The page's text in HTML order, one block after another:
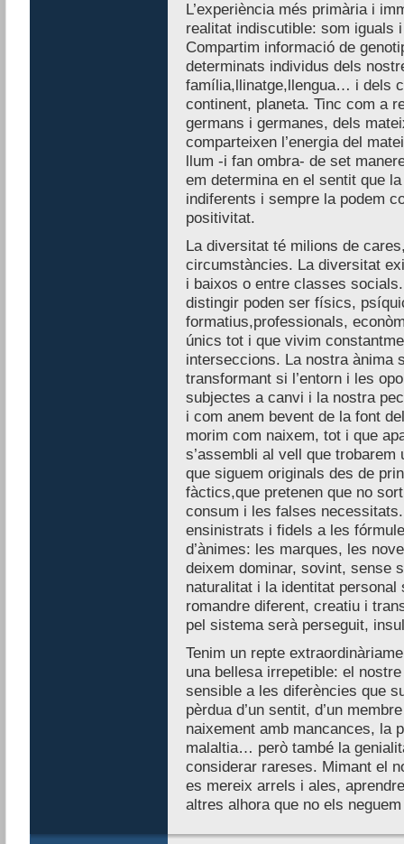
L’experiència més primària i
realitat indiscutible: som iguals
Compartim informació de
determinats individus dels
família,llinatge,llengua… i dels
continent, planeta. Tinc com a
germans i germanes, dels
comparteixen l’energia del
llum -i fan ombra- de set
em determina en el sentit que
indiferents i sempre la podem
positivitat.
La diversitat té milions de
circumstàncies. La diversitat
i baixos o entre classes
distingir poden ser físics,
formatius,professionals,
únics tot i que vivim
interseccions. La nostra ànima
transformant si l’entorn i les
subjectes a canvi i la nostra
i com anem bevent de la font
morim com naixem, tot i que
s’assembli al vell que trobarem
que siguem originals des de
fàctics,que pretenen que no
consum i les falses
ensinistrats i fidels a les
d’ànimes: les marques, les
deixem dominar, sovint, sense
naturalitat i la identitat personal
romandre diferent, creatiu i
pel sistema serà perseguit,
Tenim un repte
una bellesa irrepetible: el
sensible a les diferències que
pèrdua d’un sentit, d’un
naixement amb mancances, la
malaltia… però també la
considerar rareses. Mimant el
es mereix arrels i ales,
altres alhora que no els